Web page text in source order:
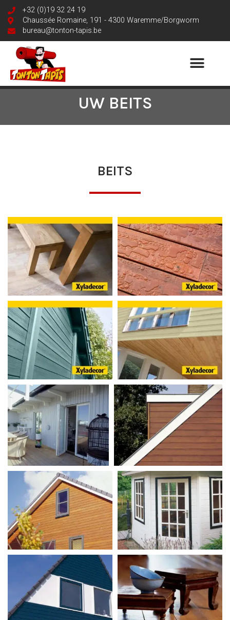
+32 (0)19 32 24 19
Chaussée Romaine, 191 - 4300 Waremme/Borgworm
bureau@tonton-tapis.be
UW BEITS
BEITS